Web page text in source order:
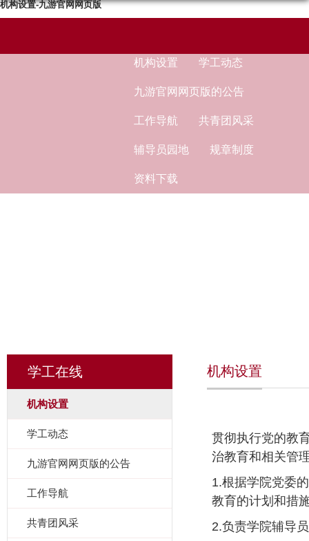
机构设置-九游官网网页版
机构设置 学工动态
九游官网网页版的公告
工作导航 共青团风采
辅导员园地 规章制度
资料下载
学工在线
机构设置
学工动态
九游官网网页版的公告
工作导航
共青团风采
机构设置
贯彻执行党的教
治教育和相关管
1.根据学院党委
教育的计划和措
2.负责学院辅导